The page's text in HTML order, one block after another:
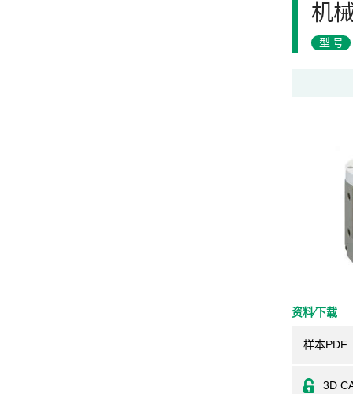
机
型号
资料⁄下载
样本PDF
3D